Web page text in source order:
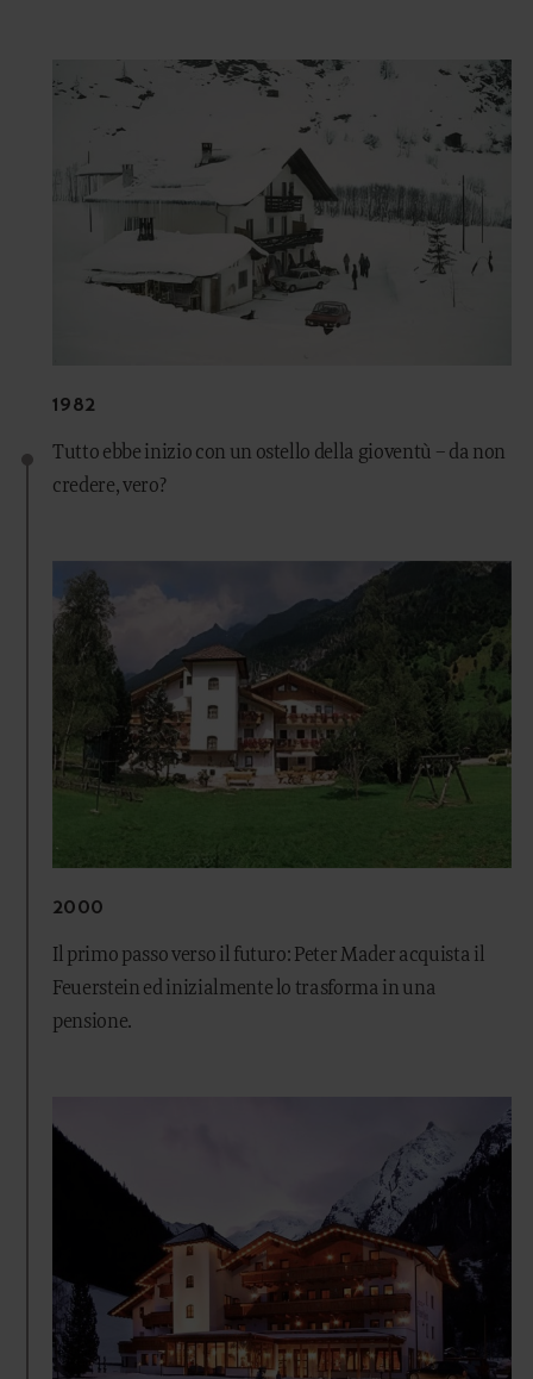
Offerta speciale di apertura
Per l’inizio della stagione Vi attende un’offerta speciale,
ricca di momenti in famiglia e di relax immersi nella
natura.
SCOPRI DI PIÙ
1982
Tutto ebbe inizio con un ostello della gioventù – da non
credere, vero?
2000
Il primo passo verso il futuro: Peter Mader acquista il
Feuerstein ed inizialmente lo trasforma in una
pensione.